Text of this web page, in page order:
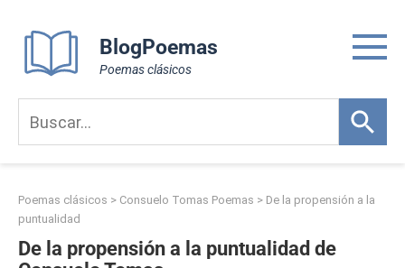
content
BlogPoemas
Poemas clásicos
Poemas clásicos > Consuelo Tomas Poemas > De la propensión a la
puntualidad
De la propensión a la puntualidad de